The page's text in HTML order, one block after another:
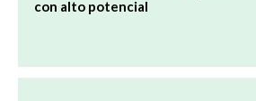
con alto potencial